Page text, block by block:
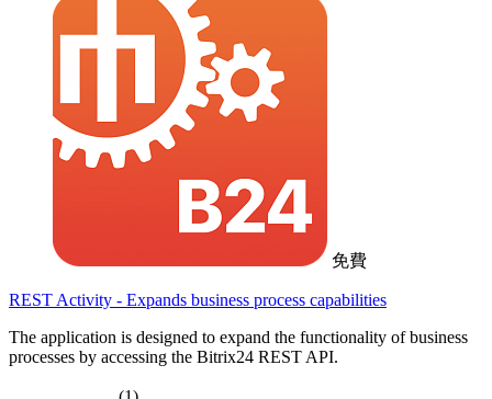
免費
REST Activity - Expands business process capabilities
The application is designed to expand the functionality of business
processes by accessing the Bitrix24 REST API.